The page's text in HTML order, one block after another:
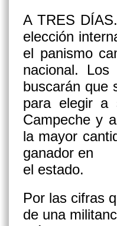
A TRES DÍAS.
elección
el panismo
nacional.
buscarán que
para elegir a
Campeche y
la mayor
ganador en
el estado.
Por las cifras
de una